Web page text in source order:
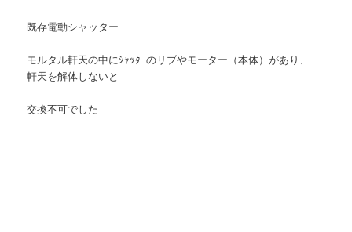
既存電動シャッター
モルタル軒天の中にｼｬｯﾀｰのリブやモーター（本体）があり、
軒天を解体しないと
交換不可でした